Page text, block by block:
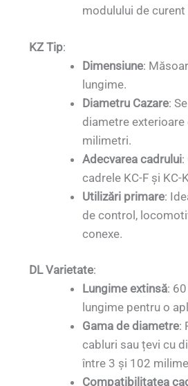
modulului de curent
KZ Tip:
Dimensiune:
lungime.
Diametru Cazare:
diametre exterioare
milimetri.
Adecvarea cadrului:
cadrele KC-F și KC-
Utilizări primare:
de control,
conexe.
DL Varietate:
Lungime extinsă:
lungime pentru o
Gama de diametre:
cabluri sau țevi cu
între 3 și 102
Compatibilitatea